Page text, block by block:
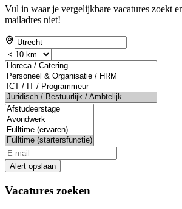
Vul in waar je vergelijkbare vacatures zoekt
mailadres niet!
Alert opslaan
Vacatures zoeken